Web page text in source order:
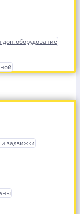
доп. оборудование
и задвижки